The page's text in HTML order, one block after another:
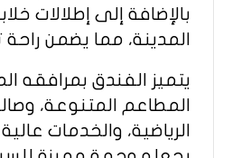
بالإضافة إلى إطلالات
المدينة، مما يضمن راحة
يتميز الفندق بمرافقه
المطاعم المتنوعة،
الرياضية، والخدمات